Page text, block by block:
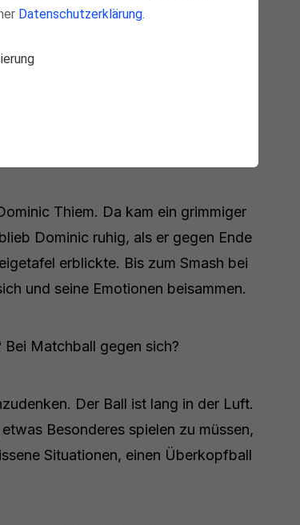
es war auch die Körpersprache von
ganz anders aussah. Stichwort:
Thiem. Da kam ein grimmiger
Dominic ruhig, als er gegen Ende
erblickte. Bis zum Smash bei
und seine Emotionen beisammen.
Bei Matchball gegen sich?
Der Ball ist lang in der Luft.
Besonderes spielen zu müssen,
Situationen, einen Überkopfball
Datenschutzerklärung